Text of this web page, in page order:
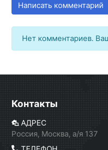
Написать комментарий
Нет комментариев.
Контакты
АДРЕС
Россия, Москва, а/я 137